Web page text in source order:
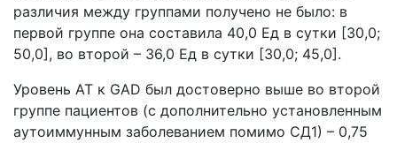
различия между группами получено не было: в
первой группе она составила 40,0 Ед в сутки [30,0;
50,0], во второй – 36,0 Ед в сутки [30,0; 45,0].
Уровень АТ к GAD был достоверно выше во второй
группе пациентов (с дополнительно установленным
аутоиммунным заболеванием помимо СД1) – 0,75